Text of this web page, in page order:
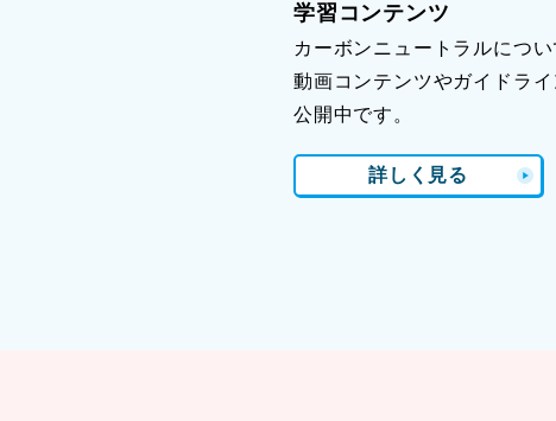
学習コンテンツ
カーボンニュートラルにつ
動画コンテンツやガイドラ
公開中です。
詳しく見る